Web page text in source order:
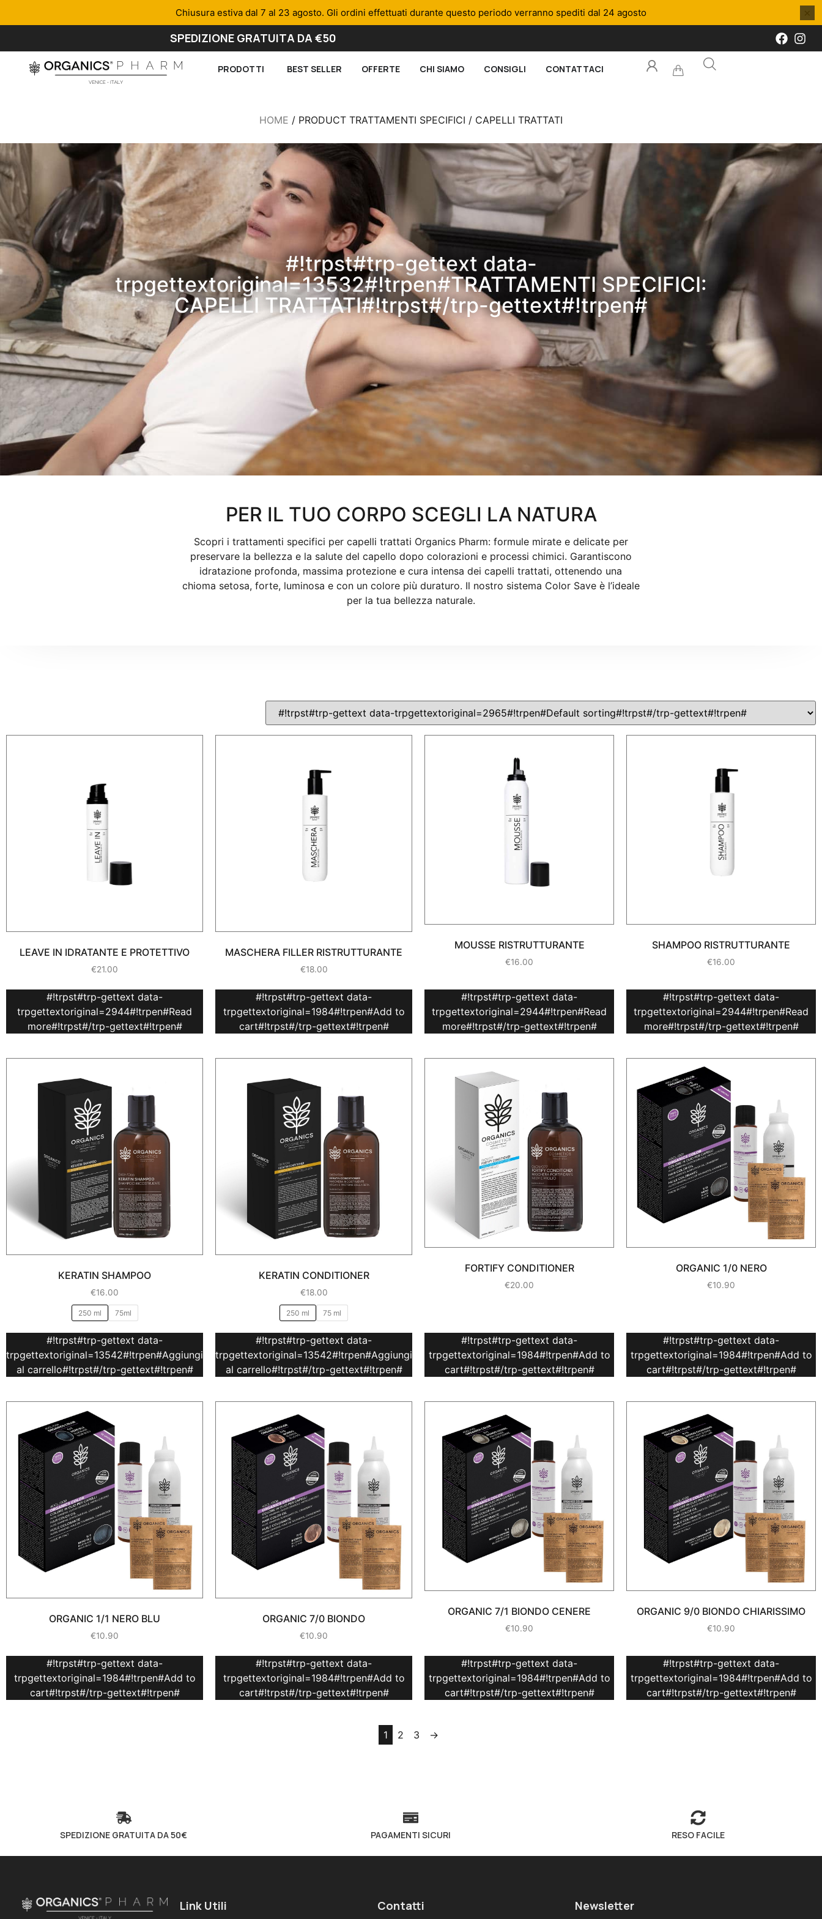
Chiusura estiva dal 7 al 23 agosto. Gli ordini effettuati durante questo periodo verranno spediti dal 24 agosto ×
SPEDIZIONE GRATUITA DA €50
PRODOTTI BEST SELLER OFFERTE CHI SIAMO CONSIGLI CONTATTACI
HOME / PRODUCT TRATTAMENTI SPECIFICI / CAPELLI TRATTATI
#!trpst#trp-gettext data-
trpgettextoriginal=13532#!trpen#TRATTAMENTI SPECIFICI:
CAPELLI TRATTATI#!trpst#/trp-gettext#!trpen#
PER IL TUO CORPO SCEGLI LA NATURA
Scopri i trattamenti specifici per capelli trattati Organics Pharm: formule mirate e delicate per
preservare la bellezza e la salute del capello dopo colorazioni e processi chimici. Garantiscono
idratazione profonda, massima protezione e cura intensa dei capelli trattati, ottenendo una
chioma setosa, forte, luminosa e con un colore più duraturo. Il nostro sistema Color Save è l’ideale
per la tua bellezza naturale.
LEAVE IN IDRATANTE E PROTETTIVO
€21.00
#!trpst#trp-gettext data-
trpgettextoriginal=2944#!trpen#Read
more#!trpst#/trp-gettext#!trpen#
MASCHERA FILLER RISTRUTTURANTE
€18.00
#!trpst#trp-gettext data-
trpgettextoriginal=1984#!trpen#Add to
cart#!trpst#/trp-gettext#!trpen#
MOUSSE RISTRUTTURANTE
€16.00
#!trpst#trp-gettext data-
trpgettextoriginal=2944#!trpen#Read
more#!trpst#/trp-gettext#!trpen#
SHAMPOO RISTRUTTURANTE
€16.00
#!trpst#trp-gettext data-
trpgettextoriginal=2944#!trpen#Read
more#!trpst#/trp-gettext#!trpen#
KERATIN SHAMPOO
€16.00
250 ml 75ml
#!trpst#trp-gettext data-
trpgettextoriginal=13542#!trpen#Aggiungi
al carrello#!trpst#/trp-gettext#!trpen#
KERATIN CONDITIONER
€18.00
250 ml 75 ml
#!trpst#trp-gettext data-
trpgettextoriginal=13542#!trpen#Aggiungi
al carrello#!trpst#/trp-gettext#!trpen#
FORTIFY CONDITIONER
€20.00
#!trpst#trp-gettext data-
trpgettextoriginal=1984#!trpen#Add to
cart#!trpst#/trp-gettext#!trpen#
ORGANIC 1/0 NERO
€10.90
#!trpst#trp-gettext data-
trpgettextoriginal=1984#!trpen#Add to
cart#!trpst#/trp-gettext#!trpen#
ORGANIC 1/1 NERO BLU
€10.90
#!trpst#trp-gettext data-
trpgettextoriginal=1984#!trpen#Add to
cart#!trpst#/trp-gettext#!trpen#
ORGANIC 7/0 BIONDO
€10.90
#!trpst#trp-gettext data-
trpgettextoriginal=1984#!trpen#Add to
cart#!trpst#/trp-gettext#!trpen#
ORGANIC 7/1 BIONDO CENERE
€10.90
#!trpst#trp-gettext data-
trpgettextoriginal=1984#!trpen#Add to
cart#!trpst#/trp-gettext#!trpen#
ORGANIC 9/0 BIONDO CHIARISSIMO
€10.90
#!trpst#trp-gettext data-
trpgettextoriginal=1984#!trpen#Add to
cart#!trpst#/trp-gettext#!trpen#
1 2 3 →
SPEDIZIONE GRATUITA DA 50€ PAGAMENTI SICURI RESO FACILE
Link Utili Contatti Newsletter